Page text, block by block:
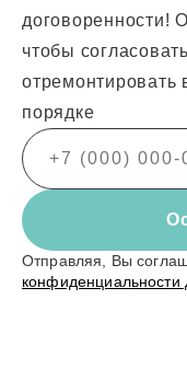
договоренности!
чтобы
отремонтировать
порядке
Отправляя, Вы
конфиденциальности